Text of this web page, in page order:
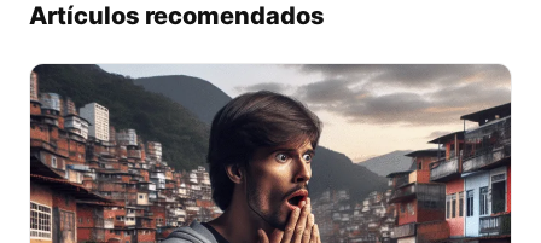
Artículos recomendados